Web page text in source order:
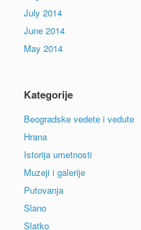
July 2014
June 2014
May 2014
Kategorije
Beogradske vedete i vedute
Hrana
Istorija umetnosti
Muzeji i galerije
Putovanja
Slano
Slatko